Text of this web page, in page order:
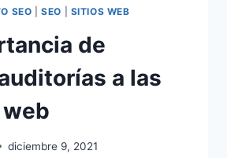
SEO |SEO SITIOS WEB
de
a las
diciembre 9, 2021